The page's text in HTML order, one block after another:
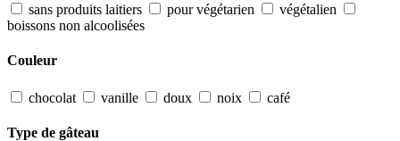
sans produits laitiers pour végétarien
végétalien
boissons non alcoolisées
Couleur
chocolat vanille doux noix café
Type de gâteau